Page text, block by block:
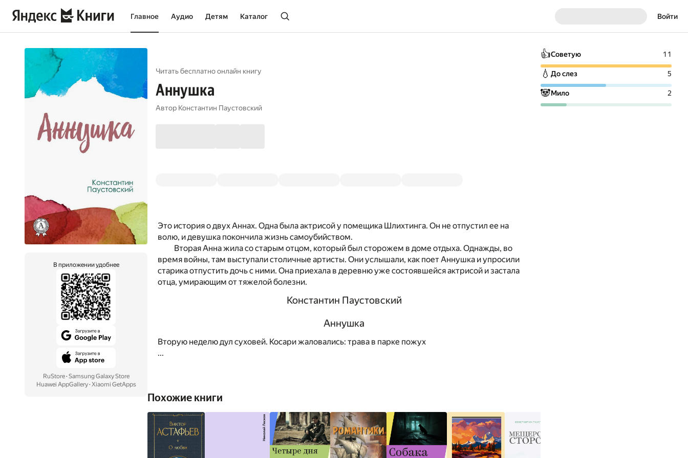
Главное Аудио Детям Каталог Войти
В приложении удобнее
RuStore· Samsung Galaxy Store
Huawei AppGallery· Xiaomi GetApps
Читать бесплатно онлайн книгу
Аннушка
Автор Константин Паустовский
Это история о двух Аннах. Одна была актрисой у помещика Шлихтинга. Он не отпустил ее на
волю, и девушка покончила жизнь самоубийством.
Вторая Анна жила со старым отцом, который был сторожем в доме отдыха. Однажды, во
время войны, там выступали столичные артисты. Они услышали, как поет Аннушка и упросили
старика отпустить дочь с ними. Она приехала в деревню уже состоявшейся актрисой и застала
отца, умирающим от тяжелой болезни.
Константин Паустовский
Аннушка
Вторую неделю дул суховей. Косари жаловались: трава в парке пожух
...
Похожие книги
👍Советую 11
💧 До слез 5
🐼Мило 2